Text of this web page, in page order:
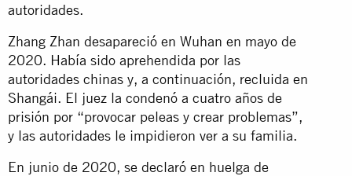
autoridades.
Zhang Zhan desapareció en Wuhan en mayo de
2020. Había sido aprehendida por las
autoridades chinas y, a continuación, recluida en
Shangái. El juez la condenó a cuatro años de
prisión por “provocar peleas y crear problemas”,
y las autoridades le impidieron ver a su familia.
En junio de 2020, se declaró en huelga de